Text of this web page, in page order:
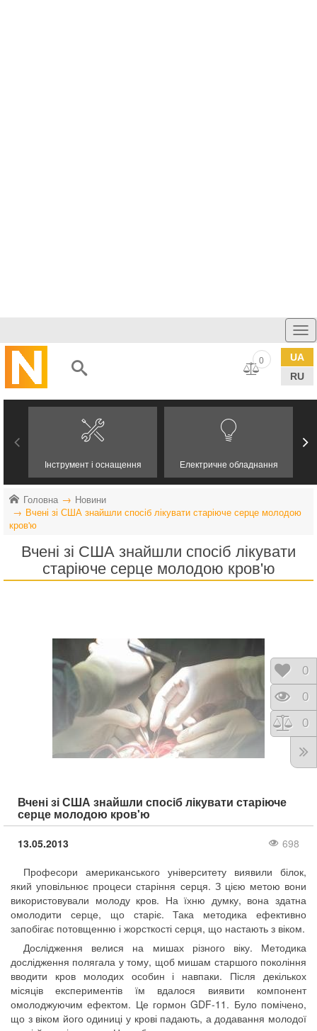
UA
RU
0
Інструмент і оснащення Електричне обладнання
Головна
Новини
Вчені зі США знайшли спосіб лікувати старіюче серце молодою
кров'ю
Вчені зі США знайшли спосіб лікувати
старіюче серце молодою кров'ю
Вчені зі США знайшли спосіб лікувати старіюче
серце молодою кров'ю
13.05.2013
698
Професори американського університету виявили білок,
який уповільнює процеси старіння серця. З цією метою вони
використовували молоду кров. На їхню думку, вона здатна
омолодити серце, що старіє. Така методика ефективно
запобігає потовщенню і жорсткості серця, що настають з віком.
Дослідження велися на мишах різного віку. Методика
дослідження полягала у тому, щоб мишам старшого покоління
вводити кров молодих особин і навпаки. Після декількох
місяців експериментів їм вдалося виявити компонент
омолоджуючим ефектом. Це гормон GDF-11. Було помічено,
що з віком його одиниці у крові падають, а додавання молодої
0
0
0